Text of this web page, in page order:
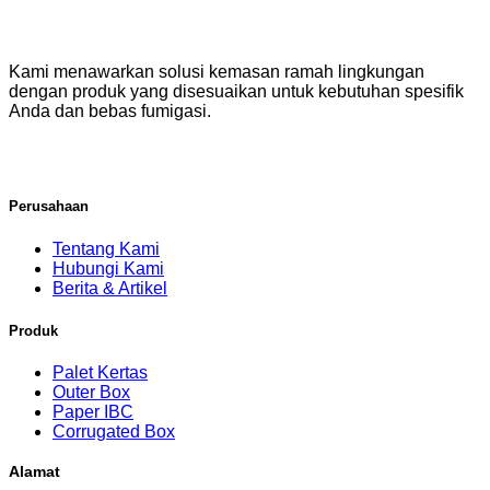
Kami menawarkan solusi kemasan ramah lingkungan
dengan produk yang disesuaikan untuk kebutuhan spesifik
Anda dan bebas fumigasi.
Perusahaan
Tentang Kami
Hubungi Kami
Berita & Artikel
Produk
Palet Kertas
Outer Box
Paper IBC
Corrugated Box
Alamat